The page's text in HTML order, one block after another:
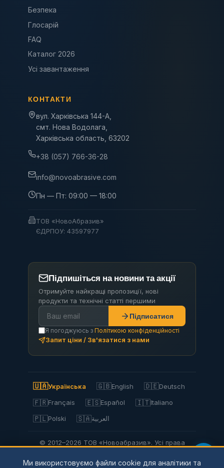
Безпека
Глосарій
FAQ
Каталог 2026
Усі завантаження
КОНТАКТИ
вул. Харківська 144-А,
смт. Нова Водолага,
Харківська область, 63202
+38 (057) 766-36-28
info@novoabrasive.com
Пн — Пт: 09:00 — 18:00
ТОВ «НовоАбразив»
ЄДРПОУ: 43597977
Підпишіться на новини та акції
Отримуйте найкращі пропозиції, нові
продукти та технічні статті першими
Підписатися
Я погоджуюсь з Політикою конфіденційності
Запит ціни / Зв'язатися з нами
🇺🇦Українська 🇬🇧English 🇩🇪Deutsch
🇫🇷Français 🇪🇸Español 🇮🇹Italiano
🇵🇱Polski 🇸🇦العربية
© 2012–2026 ТОВ «Новоабразив». Усі права
Privacy PolicyПолітика конфіденційності
Ми використовуємо файли cookie для аналітики та